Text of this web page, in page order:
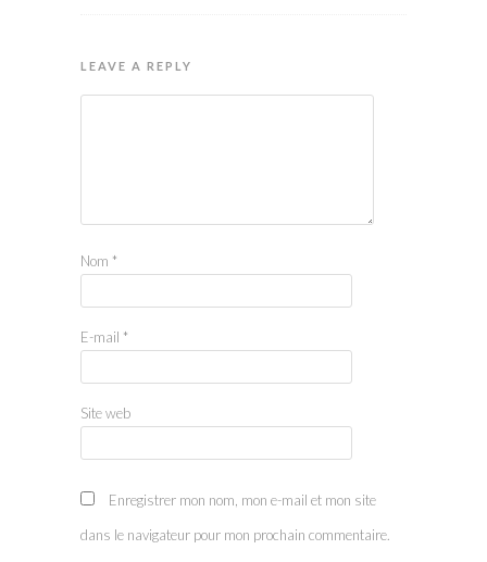
LEAVE A REPLY
Nom *
E-mail *
Site web
Enregistrer mon nom, mon e-mail et mon site
dans le navigateur pour mon prochain commentaire.